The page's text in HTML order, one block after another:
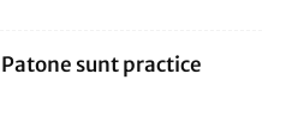
sunt practice